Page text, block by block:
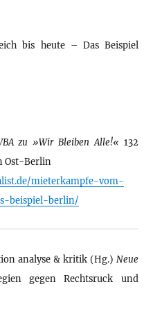
bis heute – Das Beispiel
zu »Wir Bleiben Alle!« 132
Ost-Berlin
mieterkampfe-vom-
beispiel-berlin/
analyse & kritik (Hg.) Neue
gegen Rechtsruck und